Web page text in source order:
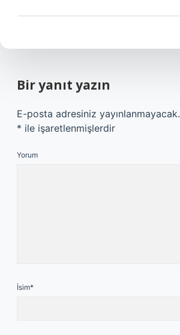
Bir yanıt yazın
E-posta adresiniz yayınlanmayacak.
* ile işaretlenmişlerdir
Yorum
İsim*